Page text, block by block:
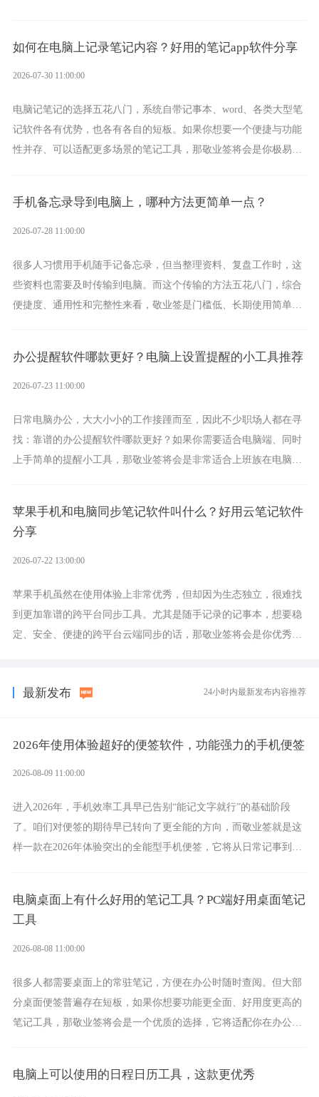
如何在电脑上记录笔记内容？好用的笔记app软件分享
2026-07-30 11:00:00
电脑记笔记的选择五花八门，系统自带记事本、word、各类大型笔
记软件各有优势，也各有各自的短板。如果你想要一个便捷与功能
性并存、可以适配更多场景的笔记工具，那敬业签将会是你极易上
手机备忘录导到电脑上，哪种方法更简单一点？
2026-07-28 11:00:00
很多人习惯用手机随手记备忘录，但当整理资料、复盘工作时，这
些资料也需要及时传输到电脑。而这个传输的方法五花八门，综合
便捷度、通用性和完整性来看，敬业签是门槛低、长期使用简单的
办公提醒软件哪款更好？电脑上设置提醒的小工具推荐
2026-07-23 11:00:00
日常电脑办公，大大小小的工作接踵而至，因此不少职场人都在寻
找：靠谱的办公提醒软件哪款更好？如果你需要适合电脑端、同时
上手简单的提醒小工具，那敬业签将会是非常适合上班族在电脑上
苹果手机和电脑同步笔记软件叫什么？好用云笔记软件
分享
2026-07-22 13:00:00
苹果手机虽然在使用体验上非常优秀，但却因为生态独立，很难找
到更加靠谱的跨平台同步工具。尤其是随手记录的记事本，想要稳
定、安全、便捷的跨平台云端同步的话，那敬业签将会是你优秀的
最新发布 24小时内最新发布内容推荐
2026年使用体验超好的便签软件，功能强力的手机便签
2026-08-09 11:00:00
进入2026年，手机效率工具早已告别“能记文字就行”的基础阶段
了。咱们对便签的期待早已转向了更全能的方向，而敬业签就是这
样一款在2026年体验突出的全能型手机便签，它将从日常记事到时
电脑桌面上有什么好用的笔记工具？PC端好用桌面笔记
工具
2026-08-08 11:00:00
很多人都需要桌面上的常驻笔记，方便在办公时随时查阅。但大部
分桌面便签普遍存在短板，如果你想要功能更全面、好用度更高的
笔记工具，那敬业签将会是一个优质的选择，它将适配你在办公、
电脑上可以使用的日程日历工具，这款更优秀